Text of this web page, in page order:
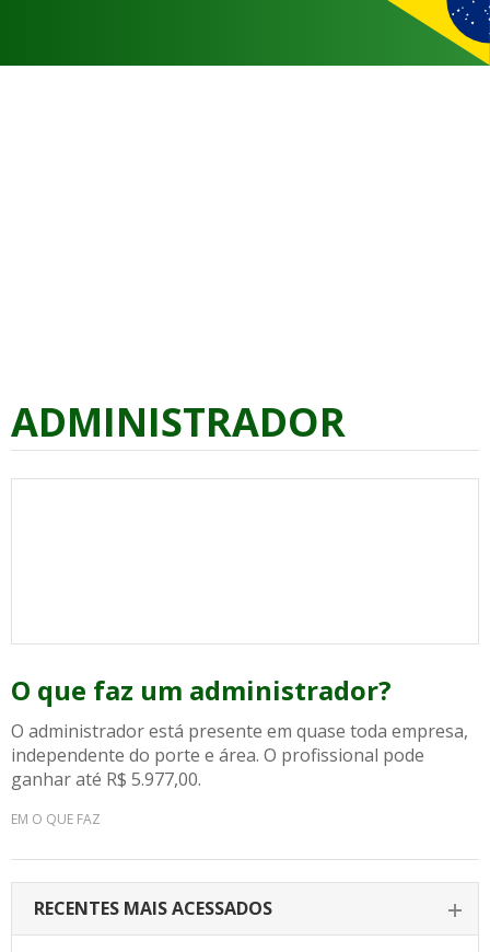
ADMINISTRADOR
O que faz um administrador?
O administrador está presente em quase toda empresa,
independente do porte e área. O profissional pode
ganhar até R$ 5.977,00.
EM O QUE FAZ
RECENTES MAIS ACESSADOS